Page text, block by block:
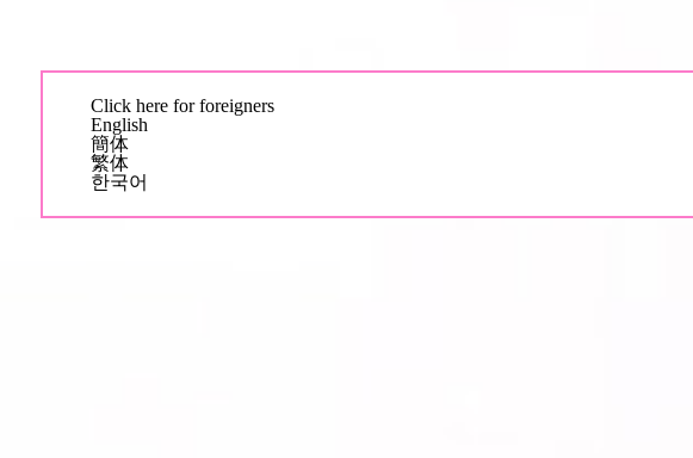
Click here for foreigners
English
簡体
繁体
한국어